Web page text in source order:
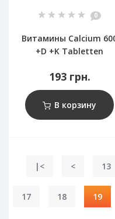
0
Витамины Calcium
+D +K Tabletten
193 грн.
В корзину
|< < 13
17 18 19